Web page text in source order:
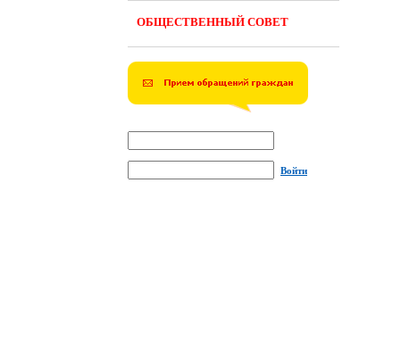
ОБЩЕСТВЕННЫЙ СОВЕТ
Войти